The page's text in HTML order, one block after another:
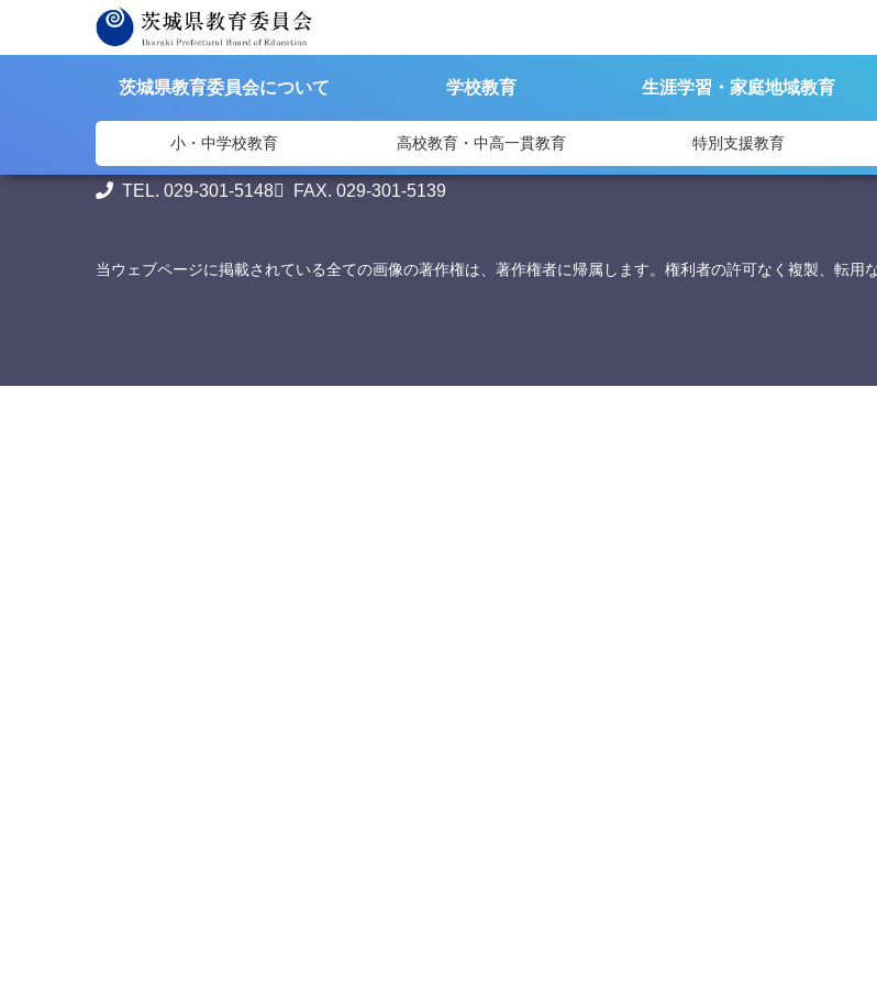
茨城県教育委員会について 学校教育 生涯学習・家庭地域教育
小・中学校教育 高校教育・中高一貫教育 特別支援教育
茨城県教育委員会>資料提供> 県立岩瀬高等学校における個人情報の漏洩について
〒310-8588
TEL. 029-301-5148
FAX. 029-301-5139
当ウェブページに掲載されている全ての画像の著作権は、著作権者に帰属します。権利者の許可なく複製、転用